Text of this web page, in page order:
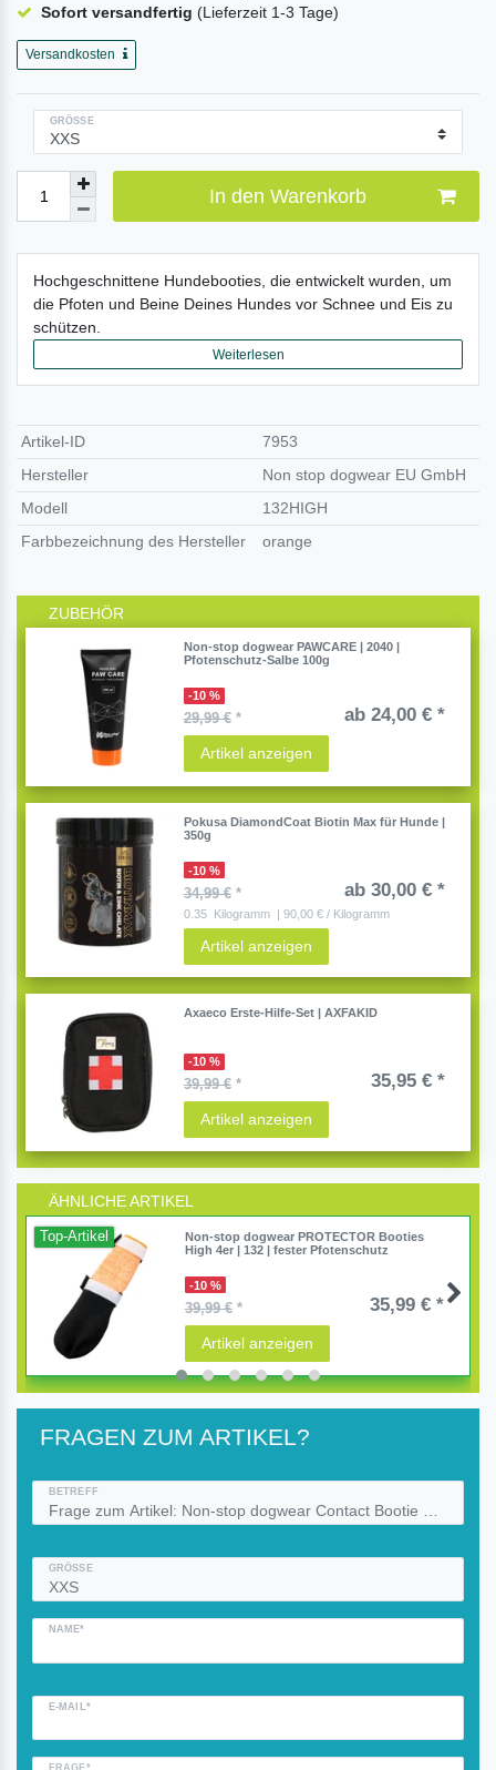
Sofort versandfertig (Lieferzeit 1-3 Tage)
Versandkosten
GRÖSSE
In den Warenkorb
Hochgeschnittene Hundebooties, die entwickelt wurden, um
die Pfoten und Beine Deines Hundes vor Schnee und Eis zu
schützen.
Weiterlesen
11 cm
14 cm
27 cm
Artikel-ID
7953
Hersteller
Non stop dogwear EU GmbH
Modell
132HIGH
Farbbezeichnung des Hersteller
orange
ZUBEHÖR
Non-stop dogwear PAWCARE | 2040 |
Pfotenschutz-Salbe 100g
-10 %
29,99 €* ab 24,00 € *
Artikel anzeigen
Pokusa DiamondCoat Biotin Max für Hunde |
350g
-10 %
34,99 €* ab 30,00 € *
0.35 Kilogramm | 90,00 € / Kilogramm
Artikel anzeigen
Axaeco Erste-Hilfe-Set | AXFAKID
-10 %
39,99 €* 35,95 € *
Artikel anzeigen
ÄHNLICHE ARTIKEL
Top-Artikel
Non-stop dogwear PROTECTOR Booties
High 4er | 132 | fester Pfotenschutz
-10 %
39,99 €* 35,99 € *
Artikel anzeigen
FRAGEN ZUM ARTIKEL?
BETREFF
GRÖSSE
NAME*
E-MAIL*